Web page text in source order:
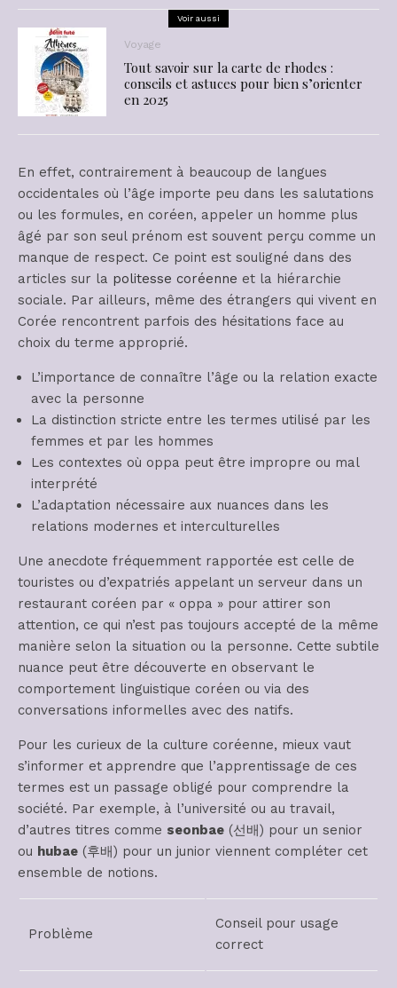
Voir aussi
Voyage
Tout savoir sur la carte de rhodes :
conseils et astuces pour bien s’orienter
en 2025
En effet, contrairement à beaucoup de langues
occidentales où l’âge importe peu dans les salutations
ou les formules, en coréen, appeler un homme plus
âgé par son seul prénom est souvent perçu comme un
manque de respect. Ce point est souligné dans des
articles sur la politesse coréenne et la hiérarchie
sociale. Par ailleurs, même des étrangers qui vivent en
Corée rencontrent parfois des hésitations face au
choix du terme approprié.
L’importance de connaître l’âge ou la relation exacte
avec la personne
La distinction stricte entre les termes utilisé par les
femmes et par les hommes
Les contextes où oppa peut être impropre ou mal
interprété
L’adaptation nécessaire aux nuances dans les
relations modernes et interculturelles
Une anecdote fréquemment rapportée est celle de
touristes ou d’expatriés appelant un serveur dans un
restaurant coréen par « oppa » pour attirer son
attention, ce qui n’est pas toujours accepté de la même
manière selon la situation ou la personne. Cette subtile
nuance peut être découverte en observant le
comportement linguistique coréen ou via des
conversations informelles avec des natifs.
Pour les curieux de la culture coréenne, mieux vaut
s’informer et apprendre que l’apprentissage de ces
termes est un passage obligé pour comprendre la
société. Par exemple, à l’université ou au travail,
d’autres titres comme seonbae (선배) pour un senior
ou hubae (후배) pour un junior viennent compléter cet
ensemble de notions.
Problème
Conseil pour usage
correct